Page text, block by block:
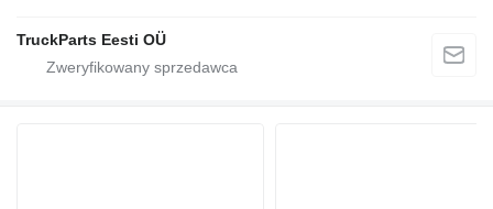
TruckParts Eesti OÜ